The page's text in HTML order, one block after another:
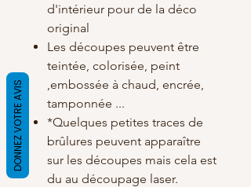
d'intérieur pour de la déco
original
Les découpes peuvent être
teintée, colorisée, peint
,embossée à chaud, encrée,
tamponnée ...
*Quelques petites traces de
brûlures peuvent apparaître
sur les découpes mais cela est
du au découpage laser.
DONNEZ VOTRE AVIS